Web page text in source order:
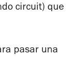
circuit) que
pasar una